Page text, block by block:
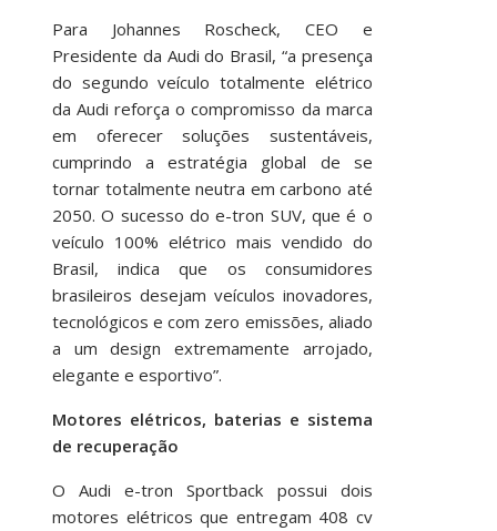
Para Johannes Roscheck, CEO e
Presidente da Audi do Brasil, “a presença
do segundo veículo totalmente elétrico
da Audi reforça o compromisso da marca
em oferecer soluções sustentáveis,
cumprindo a estratégia global de se
tornar totalmente neutra em carbono até
2050. O sucesso do e-tron SUV, que é o
veículo 100% elétrico mais vendido do
Brasil, indica que os consumidores
brasileiros desejam veículos inovadores,
tecnológicos e com zero emissões, aliado
a um design extremamente arrojado,
elegante e esportivo”.
Motores elétricos, baterias e sistema
de recuperação
O Audi e-tron Sportback possui dois
motores elétricos que entregam 408 cv